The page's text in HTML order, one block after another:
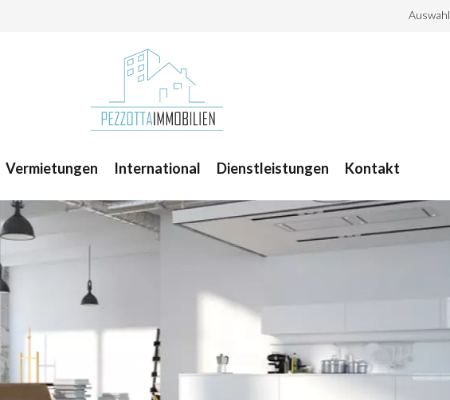
Auswahl
Vermietungen International Dienstleistungen Kontakt